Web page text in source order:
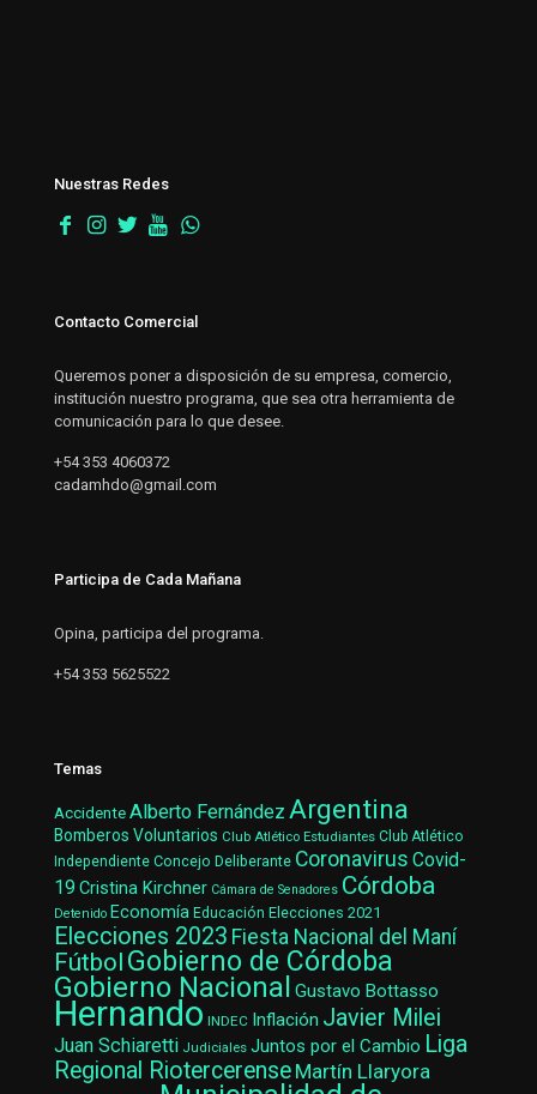
Nuestras Redes
Contacto Comercial
Queremos poner a disposición de su empresa, comercio,
institución nuestro programa, que sea otra herramienta de
comunicación para lo que desee.
+54 353 4060372
cadamhdo@gmail.com
Participa de Cada Mañana
Opina, participa del programa.
+54 353 5625522
Temas
AccidenteAlberto Fernández Argentina
Bomberos Voluntarios Club Atlético Estudiantes Club Atlético
Independiente Concejo Deliberante Coronavirus Covid-
19 Cristina Kirchner Cámara de Senadores Córdoba
Detenido Economía Educación Elecciones 2021
Elecciones 2023 Fiesta Nacional del Maní
Fútbol Gobierno de Córdoba
Gobierno Nacional Gustavo Bottasso
Hernando INDEC Inflación Javier Milei
Juan Schiaretti Judiciales Juntos por el Cambio Liga
Regional Riotercerense Martín Llaryora